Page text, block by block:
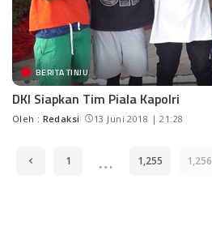
BERITA TINJU
DKI Siapkan Tim Piala Kapolri
Oleh : Redaksi 13 Juni 2018 | 21:28
1 … 1,255 1,256